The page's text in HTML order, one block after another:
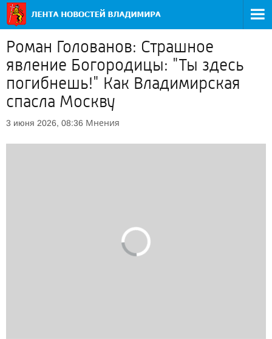
Роман Голованов: Страшное
явление Богородицы: "Ты здесь
погибнешь!" Как Владимирская
спасла Москву
3 июня 2026, 08:36 Мнения